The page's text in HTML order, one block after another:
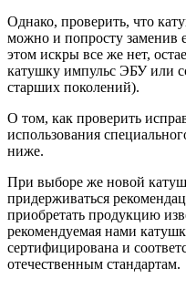
Однако, проверить, что
можно и попросту заменив
этом искры все же нет,
катушку импульс ЭБУ или
старших поколений).
О том, как проверить
использования
ниже.
При выборе же новой
придерживаться
приобретать продукцию
рекомендуемая нами
сертифицирована и
отечественным стандартам.